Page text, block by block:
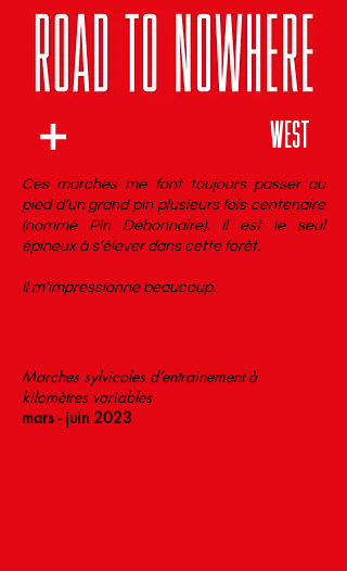
WEST
Ces marches me font toujours passer au
pied d’un grand pin plusieurs fois centenaire
(nommé Pin Débonnaire). Il est le seul
épineux à s’élever dans cette forêt.
Il m’impressionne beaucoup.
Marches sylvicoles d’entrainement à
kilomètres variables
mars - juin 2023